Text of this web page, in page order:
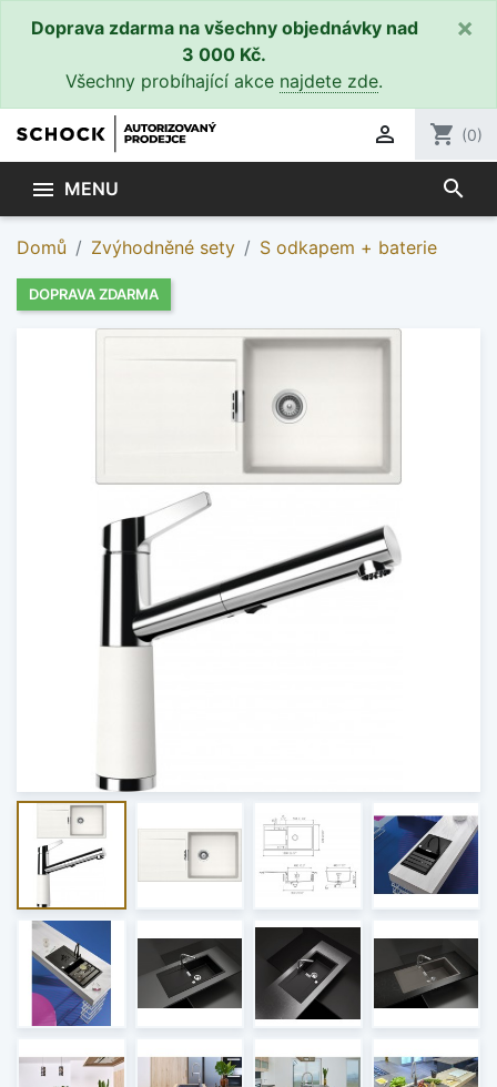
Doprava zdarma na všechny objednávky nad
3 000 Kč.
Všechny probíhající akce najdete zde.
×
 shopping_cart (0)
 MENU search
Domů Zvýhodněné sety S odkapem + baterie
DOPRAVA ZDARMA